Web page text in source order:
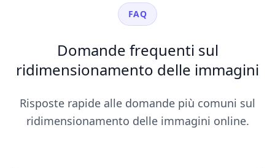
FAQ
Domande frequenti sul
ridimensionamento delle immagini
Risposte rapide alle domande più comuni sul
ridimensionamento delle immagini online.